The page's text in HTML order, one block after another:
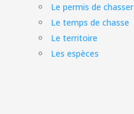
Le permis de chasser
Le temps de chasse
Le territoire
Les espèces